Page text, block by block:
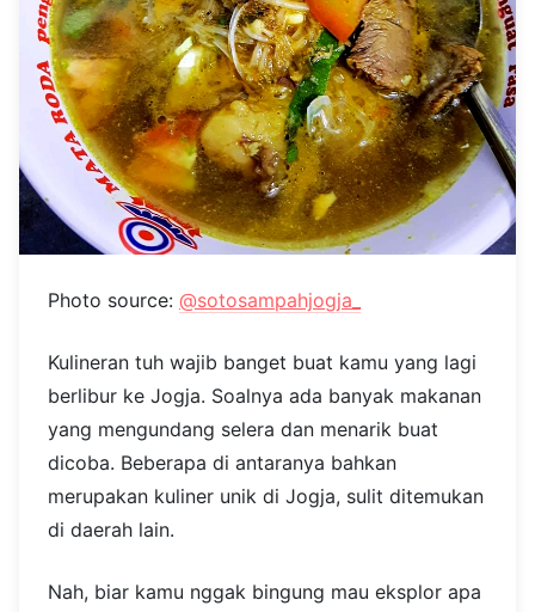
Photo source: @sotosampahjogja_
Kulineran tuh wajib banget buat kamu yang lagi
berlibur ke Jogja. Soalnya ada banyak makanan
yang mengundang selera dan menarik buat
dicoba. Beberapa di antaranya bahkan
merupakan kuliner unik di Jogja, sulit ditemukan
di daerah lain.
Nah, biar kamu nggak bingung mau eksplor apa